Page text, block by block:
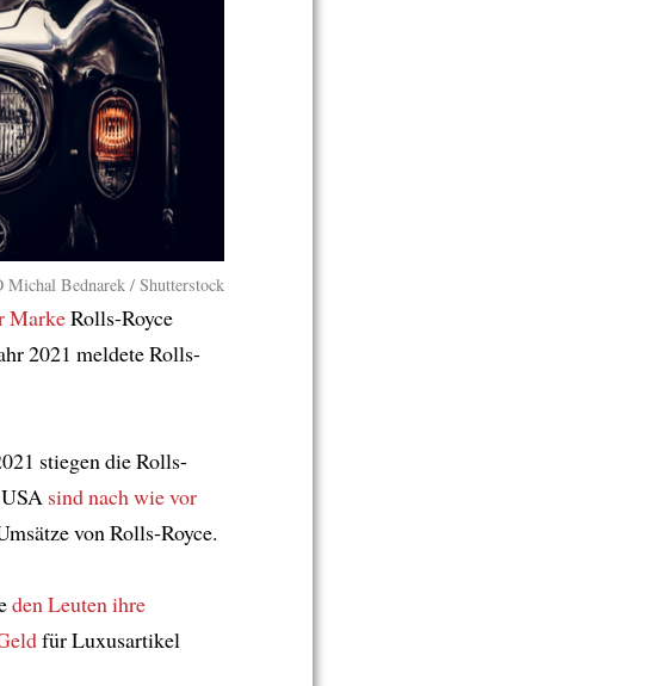
Michal Bednarek / Shutterstock
MarkeRolls-Royce
2021 meldete Rolls-
stiegen die Rolls-
sind nach wie vor
von Rolls-Royce.
den Leuten ihre
für Luxusartikel